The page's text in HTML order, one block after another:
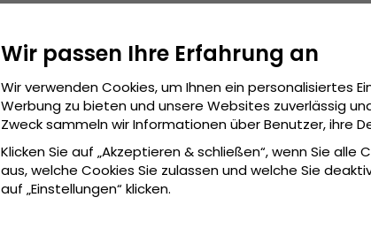
cm. X-
Wir passen Ihre Erfahrung an
Wir verwenden Cookies, um Ihnen ein personalisiertes
Werbung zu bieten und unsere Websites zuverlässig
Zweck sammeln wir Informationen über Benutzer, ihre
Klicken Sie auf „Akzeptieren & schließen“, wenn Sie alle
aus, welche Cookies Sie zulassen und welche Sie
auf „Einstellungen“ klicken.